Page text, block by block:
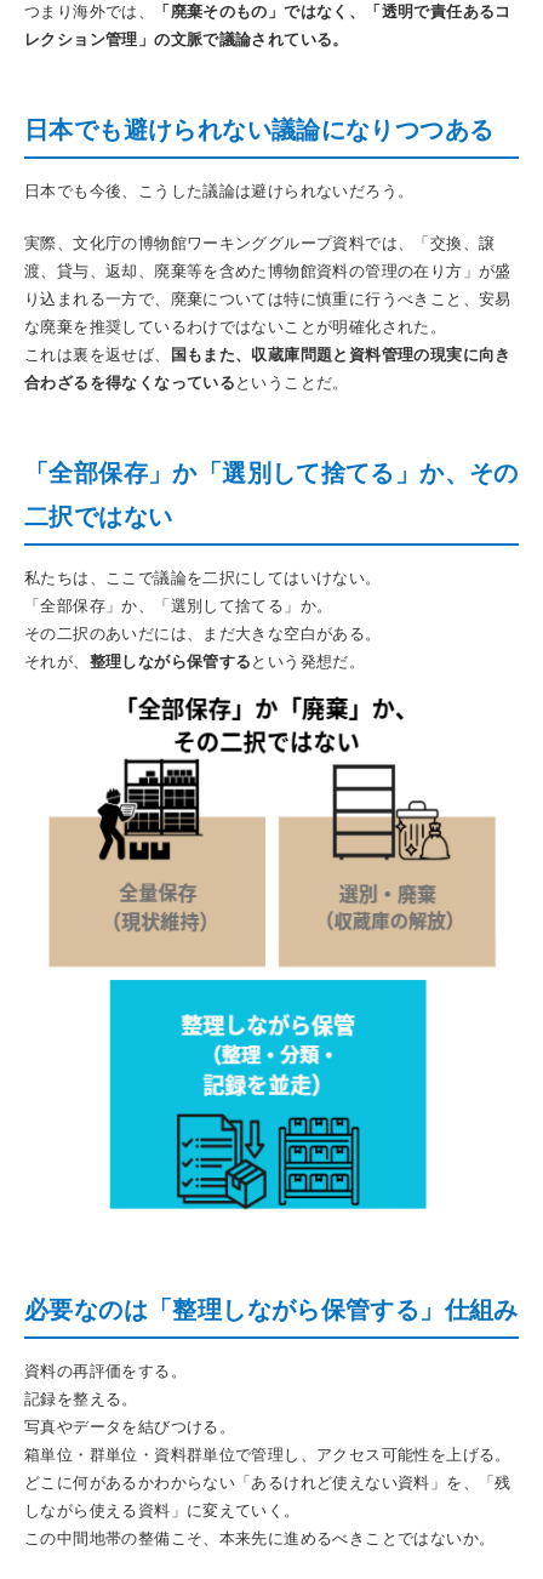
つまり海外では、
「廃棄そのもの」ではなく、「透明で責任あるコ
レクション管理」の文脈で議論されている。
日本でも避けられない議論になりつつある
日本でも今後、こうした議論は避けられないだろう。
実際、文化庁の博物館ワーキンググループ資料では、「交換、譲
渡、貸与、返却、廃棄等を含めた博物館資料の管理の在り方」が盛
り込まれる一方で、廃棄については特に慎重に行うべきこと、安易
な廃棄を推奨しているわけではないことが明確化された。
これは裏を返せば、
国もまた、収蔵庫問題と資料管理の現実に向き
合わざるを得なくなっている ということだ。
「全部保存」か「選別して捨てる」か、その
二択ではない
私たちは、ここで議論を二択にしてはいけない。
「全部保存」か、「選別して捨てる」か。
その二択のあいだには、まだ大きな空白がある。
それが、 整理しながら保管する という発想だ。
必要なのは「整理しながら保管する」仕組み
資料の再評価をする。
記録を整える。
写真やデータを結びつける。
箱単位・群単位・資料群単位で管理し、アクセス可能性を上げる。
どこに何があるかわからない「あるけれど使えない資料」を、「残
しながら使える資料」に変えていく。
この中間地帯の整備こそ、本来先に進めるべきことではないか。